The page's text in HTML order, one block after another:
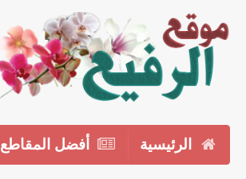
الرئيسية أفضل المقاطع